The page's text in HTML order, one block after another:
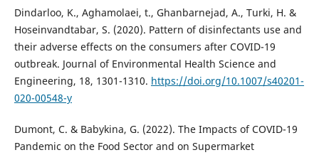
Dindarloo, K., Aghamolaei, t., Ghanbarnejad, A., Turki, H. &
Hoseinvandtabar, S. (2020). Pattern of disinfectants use and
their adverse effects on the consumers after COVID-19
outbreak. Journal of Environmental Health Science and
Engineering, 18, 1301-1310. https://doi.org/10.1007/s40201-
020-00548-y
Dumont, C. & Babykina, G. (2022). The Impacts of COVID-19
Pandemic on the Food Sector and on Supermarket